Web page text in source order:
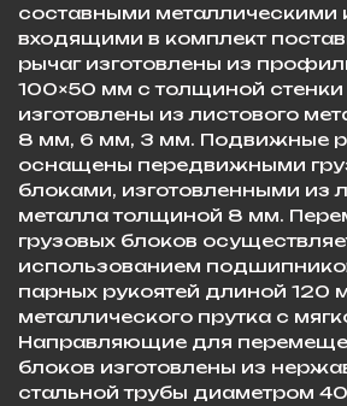
составными металлическими
входящими в комплект
рычаг изготовлены из
100×50 мм с толщиной
изготовлены из листового
8 мм, 6 мм, 3 мм. Подвижные
оснащены передвижными
блоками, изготовленными из
металла толщиной 8 мм.
грузовых блоков
использованием
парных рукоятей длиной 120
металлического прутка с
Направляющие для
блоков изготовлены из
стальной трубы диаметром